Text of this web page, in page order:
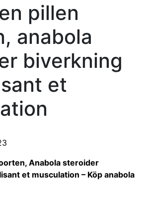
pillen
anabola
biverkning
et
Anabola steroider
et musculation – Köp anabola